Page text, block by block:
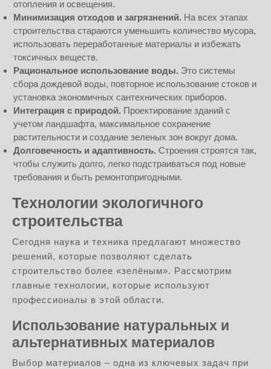
отопления и освещения.
Минимизация отходов и загрязнений. На всех этапах
строительства стараются уменьшить количество мусора,
использовать переработанные материалы и избежать
токсичных веществ.
Рациональное использование воды. Это системы
сбора дождевой воды, повторное использование стоков и
установка экономичных сантехнических приборов.
Интеграция с природой. Проектирование зданий с
учетом ландшафта, максимальное сохранение
растительности и создание зеленых зон вокруг дома.
Долговечность и адаптивность. Строения строятся так,
чтобы служить долго, легко подстраиваться под новые
требования и быть ремонтопригодными.
Технологии экологичного
строительства
Сегодня наука и техника предлагают множество
решений, которые позволяют сделать
строительство более «зелёным». Рассмотрим
главные технологии, которые используют
профессионалы в этой области.
Использование натуральных и
альтернативных материалов
Выбор материалов – одна из ключевых задач при